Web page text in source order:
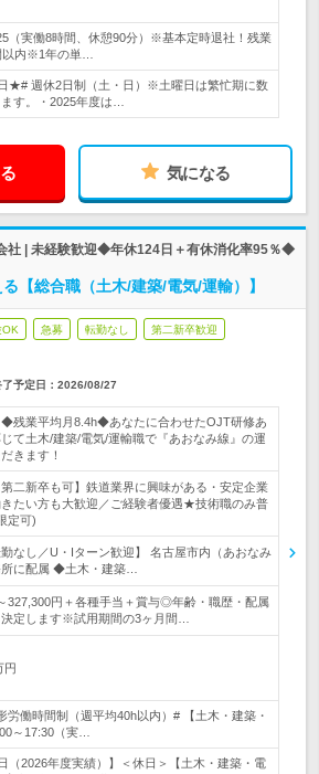
（実働8時間、休憩90分）※基本定時退社！残業
以内※1年の単…
★# 週休2日制（土・日）※土曜日は繁忙期に数
す。・2025年度は…
気になる
社 | 未経験歓迎◆年休124日＋有休消化率95％◆
【総合職（土木/建築/電気/運輸）】
OK 急募 転勤なし 第二新卒歓迎
予定日： 2026/08/27
◆残業平均月8.4h◆あなたに合わせたOJT研修あ
て土木/建築/電気/運輸職で『あおなみ線』の運
きます！
第二新卒も可】鉄道業界に興味がある・安定企業
たい方も大歓迎／ご経験者優遇★技術職のみ普
定可)
勤なし／U・Iターン歓迎】 名古屋市内（あおなみ
に配属 ◆土木・建築…
327,300円＋各種手当＋賞与◎年齢・職歴・配属
定します※試用期間の3ヶ月間…
円
労働時間制（週平均40h以内）# 【土木・建築・
～17:30（実…
（2026年度実績）】＜休日＞【土木・建築・電